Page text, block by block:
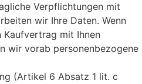
Verpflichtungen mit
wir Ihre Daten. Wenn
Kaufvertrag mit Ihnen
wir vorab personenbezogene
(Artikel 6 Absatz 1 lit. c